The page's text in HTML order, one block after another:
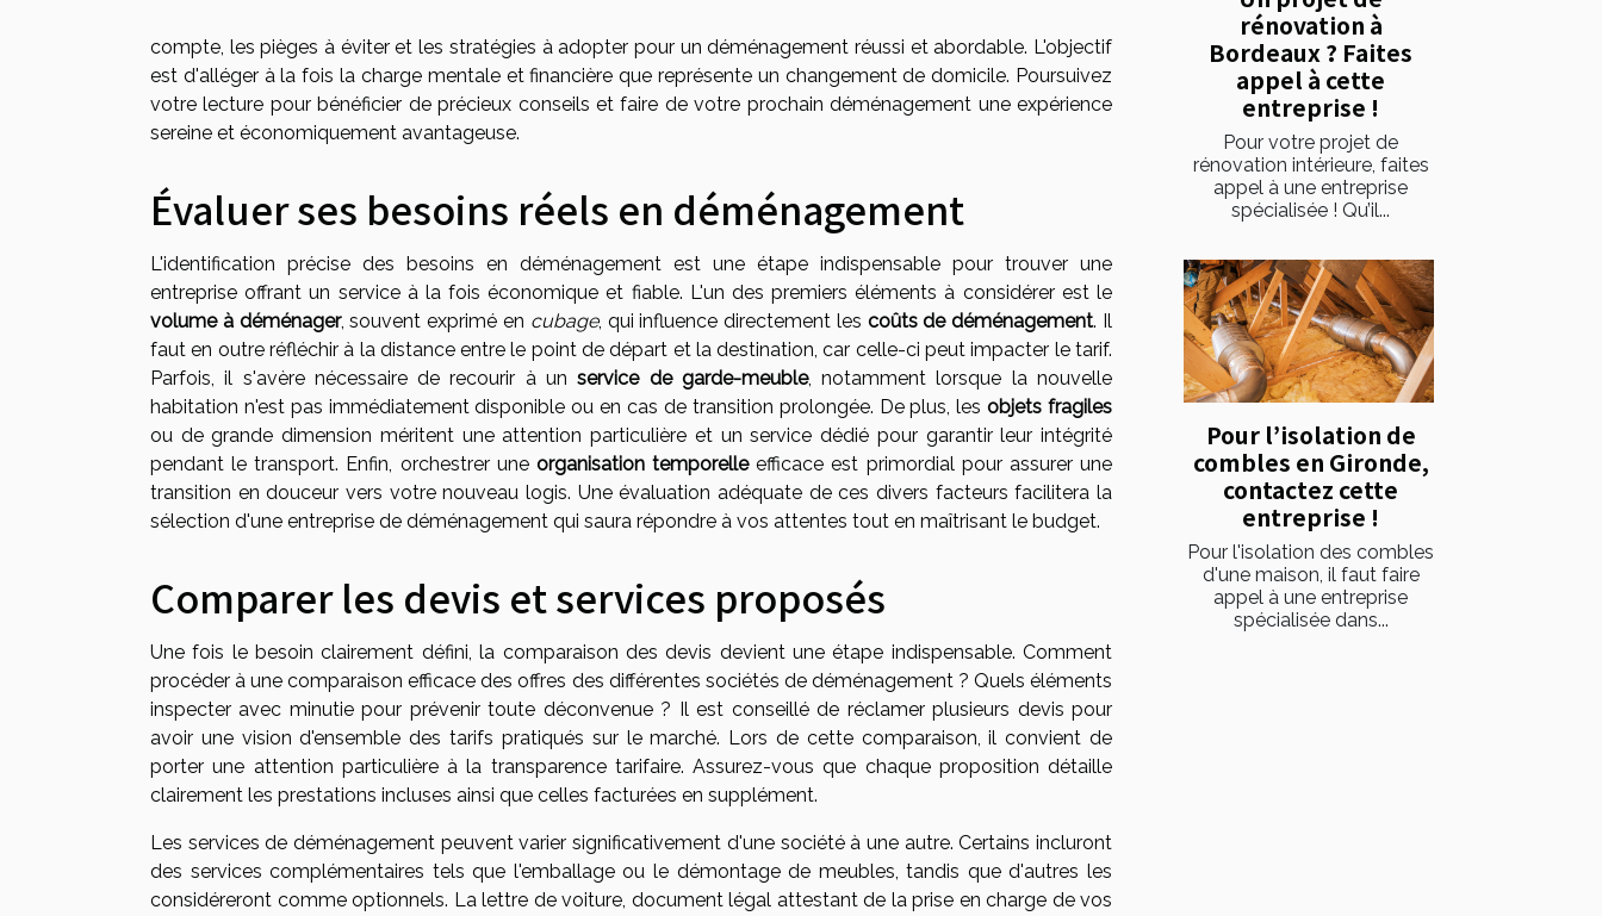
compte, les pièges à éviter et les stratégies à adopter pour un déménagement réussi et abordable. L'objectif
est d'alléger à la fois la charge mentale et financière que représente un changement de domicile. Poursuivez
votre lecture pour bénéficier de précieux conseils et faire de votre prochain déménagement une expérience
sereine et économiquement avantageuse.
Évaluer ses besoins réels en déménagement
L'identification précise des besoins en déménagement est une étape indispensable pour trouver une
entreprise offrant un service à la fois économique et fiable. L'un des premiers éléments à considérer est le
volume à déménager, souvent exprimé en cubage, qui influence directement les coûts de déménagement. Il
faut en outre réfléchir à la distance entre le point de départ et la destination, car celle-ci peut impacter le tarif.
Parfois, il s'avère nécessaire de recourir à unservice de garde-meuble, notamment lorsque la nouvelle
habitation n'est pas immédiatement disponible ou en cas de transition prolongée. De plus, lesobjets fragiles
ou de grande dimension méritent une attention particulière et un service dédié pour garantir leur intégrité
pendant le transport. Enfin, orchestrer une organisation temporelleefficace est primordial pour assurer une
transition en douceur vers votre nouveau logis. Une évaluation adéquate de ces divers facteurs facilitera la
sélection d'une entreprise de déménagement qui saura répondre à vos attentes tout en maîtrisant le budget.
Comparer les devis et services proposés
Une fois le besoin clairement défini, la comparaison des devis devient une étape indispensable. Comment
procéder à une comparaison efficace des offres des différentes sociétés de déménagement ? Quels éléments
inspecter avec minutie pour prévenir toute déconvenue ? Il est conseillé de réclamer plusieurs devis pour
avoir une vision d'ensemble des tarifs pratiqués sur le marché. Lors de cette comparaison, il convient de
porter une attention particulière à la transparence tarifaire. Assurez-vous que chaque proposition détaille
clairement les prestations incluses ainsi que celles facturées en supplément.
Les services de déménagement peuvent varier significativement d'une société à une autre. Certains incluront
des services complémentaires tels que l'emballage ou le démontage de meubles, tandis que d'autres les
considéreront comme optionnels. La lettre de voiture, document légal attestant de la prise en charge de vos
rénovation à
Bordeaux ? Faites
appel à cette
entreprise !
Pour votre projet de
rénovation intérieure, faites
appel à une entreprise
spécialisée ! Qu’il...
Pour l’isolation de
combles en Gironde,
contactez cette
entreprise !
Pour l'isolation des combles
d'une maison, il faut faire
appel à une entreprise
spécialisée dans...